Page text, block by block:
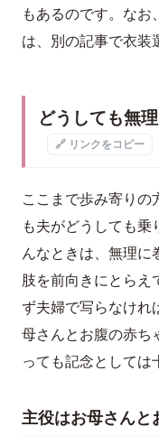
もあるのです。な
は、別の記事で衣装
どうしても無
🔗 リンクをコピー
ここまで歩み寄りの
も夫がどうしても
んなときは、無理に
肢を前向きにとらえ
ず夫婦で写らなけれ
母さんとお腹の赤ち
っても記念としては
主役はお母さんと